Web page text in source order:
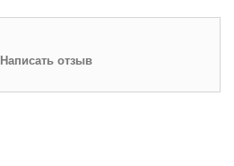
Написать отзыв